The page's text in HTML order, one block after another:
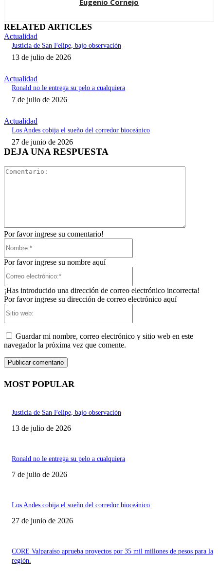
Eugenio Cornejo
RELATED ARTICLES
Actualidad
Justicia de San Felipe, bajo observación
13 de julio de 2026
Actualidad
Ronald no le entrega su pelo a cualquiera
7 de julio de 2026
Actualidad
Los Andes cobija el sueño del corredor bioceánico
27 de junio de 2026
DEJA UNA RESPUESTA
Por favor ingrese su comentario!
Por favor ingrese su nombre aquí
¡Has introducido una dirección de correo electrónico incorrecta!
Por favor ingrese su dirección de correo electrónico aquí
Guardar mi nombre, correo electrónico y sitio web en este
navegador la próxima vez que comente.
MOST POPULAR
Justicia de San Felipe, bajo observación
13 de julio de 2026
Ronald no le entrega su pelo a cualquiera
7 de julio de 2026
Los Andes cobija el sueño del corredor bioceánico
27 de junio de 2026
CORE Valparaíso aprueba proyectos por 35 mil millones de pesos para la
región.